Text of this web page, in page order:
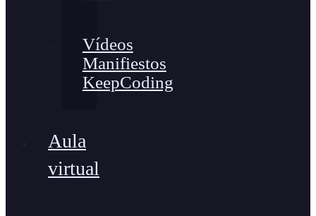
Vídeos
Manifiestos
KeepCoding
Aula
virtual